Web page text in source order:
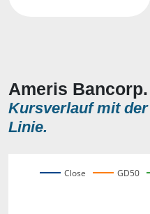
Ameris
Kursverlauf mit der
Linie.
Close GD50